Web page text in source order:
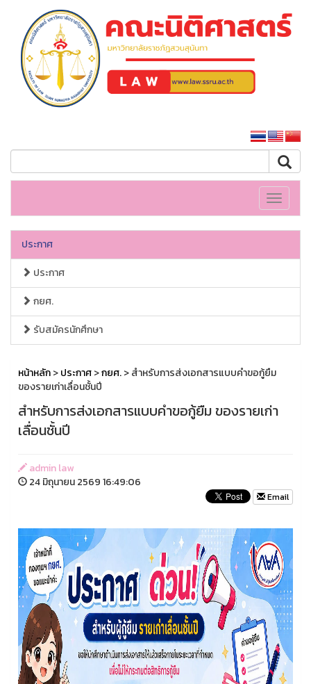
Toggle
ประกาศ
ประกาศ
กยศ.
รับสมัครนักศึกษา
หน้าหลัก>ประกาศ>กยศ.> สำหรับการส่งเอกสารแบบคำขอกู้ยืม
ของรายเก่าเลื่อนชั้นปี
สำหรับการส่งเอกสารแบบคำขอกู้ยืม ของรายเก่า
เลื่อนชั้นปี
admin law
24 มิถุนายน 2569 16:49:06
Email